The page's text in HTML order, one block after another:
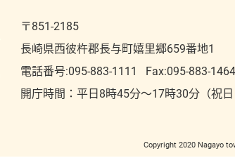
〒851-2185
長崎県西彼杵郡長与町嬉里郷659番地1
電話番号:095-883-1111
Fax:095-883-1464
開庁時間：平⽇8時45分～17時30分（祝⽇
Copyright 2020 Nagayo